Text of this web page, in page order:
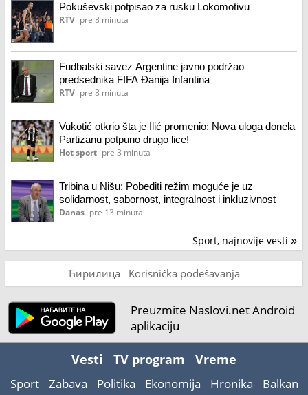
Pokuševski potpisao za rusku Lokomotivu
RTV pre 8 minuta
Fudbalski savez Argentine javno podržao
predsednika FIFA Đanija Infantina
RTV pre 8 minuta
Vukotić otkrio šta je Ilić promenio: Nova uloga donela
Partizanu potpuno drugo lice!
Hot sport pre 3 minuta
Tribina u Nišu: Pobediti režim moguće je uz
solidarnost, sabornost, integralnost i inkluzivnost
Danas pre 13 minuta
Sport, najnovije vesti »
Ћирилица Korisnička podešavanja
Preuzmite Naslovi.net Android
aplikaciju
Vesti TV program Vreme
Sport Zabava Politika Ekonomija Hronika Balkan